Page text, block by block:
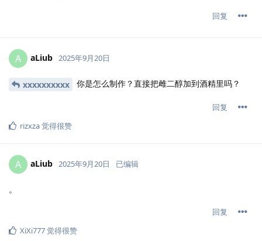
回复
A aLiub 2025年9月20日
xxxxxxxxxx 你是怎么制作？直接把雌二醇加到酒精里吗？
回复
rizxza觉得很赞
A aLiub 2025年9月20日 已编辑
。
回复
XiXi777觉得很赞